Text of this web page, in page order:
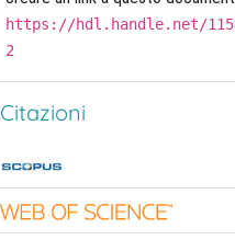
https://hdl.handle.net/
2
Citazioni